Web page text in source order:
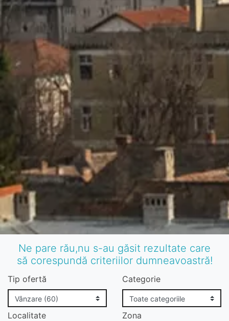
Ne pare rău,nu s-au găsit rezultate care
să corespundă criteriilor dumneavoastră!
Tip ofertă Categorie
Localitate Zona